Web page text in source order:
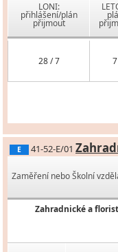
LONI:
přihlášení/plán
přijmout
28 / 7 7
E 41-52-E/01
Zaměření nebo Školní
Zahradnické a